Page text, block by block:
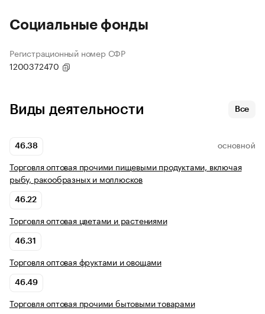
Социальные фонды
Регистрационный номер СФР
1200372470
Виды деятельности Все
46.38 ОСНОВНОЙ
Торговля оптовая прочими пищевыми продуктами, включая
рыбу, ракообразных и моллюсков
46.22
Торговля оптовая цветами и растениями
46.31
Торговля оптовая фруктами и овощами
46.49
Торговля оптовая прочими бытовыми товарами